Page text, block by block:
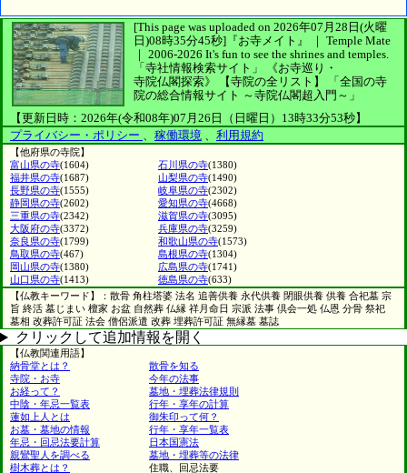
[This page was uploaded on 2026年07月28日(火曜
日)08時35分45秒] 『お寺メイト』 ｜ Temple Mate
｜ 2006-2026 It's fun to see the shrines and temples.
「寺社情報検索サイト」
《お寺巡り・
寺院仏閣探索》
【寺院の全リスト】
「全国の寺
院の総合情報サイト ～寺院仏閣超入門～」
【更新日時：2026年(令和08年)07月26日（日曜日）13時33分53秒】
プライバシー・ポリシー 、 稼働環境 、 利用規約
【他府県の寺院】
富山県の寺(1604) 石川県の寺(1380)
福井県の寺(1687) 山梨県の寺(1490)
長野県の寺(1555) 岐阜県の寺(2302)
静岡県の寺(2602) 愛知県の寺(4668)
三重県の寺(2342) 滋賀県の寺(3095)
大阪府の寺(3372) 兵庫県の寺(3259)
奈良県の寺(1799) 和歌山県の寺(1573)
鳥取県の寺(467) 島根県の寺(1304)
岡山県の寺(1380) 広島県の寺(1741)
山口県の寺(1413) 徳島県の寺(633)
【仏教キーワード】：散骨 角柱塔婆 法名 追善供養 永代供養 閉眼供養 供養 合祀墓 宗
旨 終活 墓じまい 檀家 お盆 自然葬 仏縁 祥月命日 宗派 法事 倶会一処 仏恩 分骨 祭祀
墓相 改葬許可証 法会 僧侶派遣 改葬 埋葬許可証 無縁墓 墓誌
クリックして追加情報を開く
【仏教関連用語】
納骨堂とは？
散骨を知る
寺院・お寺
今年の法事
お経って？
墓地・埋葬法律規則
中陰・年忌一覧表
行年・享年の計算
蓮如上人とは
御朱印って何？
お墓・墓地の情報
行年・享年一覧表
年忌・回忌法要計算
日本国憲法
親鸞聖人を調べる
墓地・埋葬等の法律
樹木葬とは？
住職、回忌法要